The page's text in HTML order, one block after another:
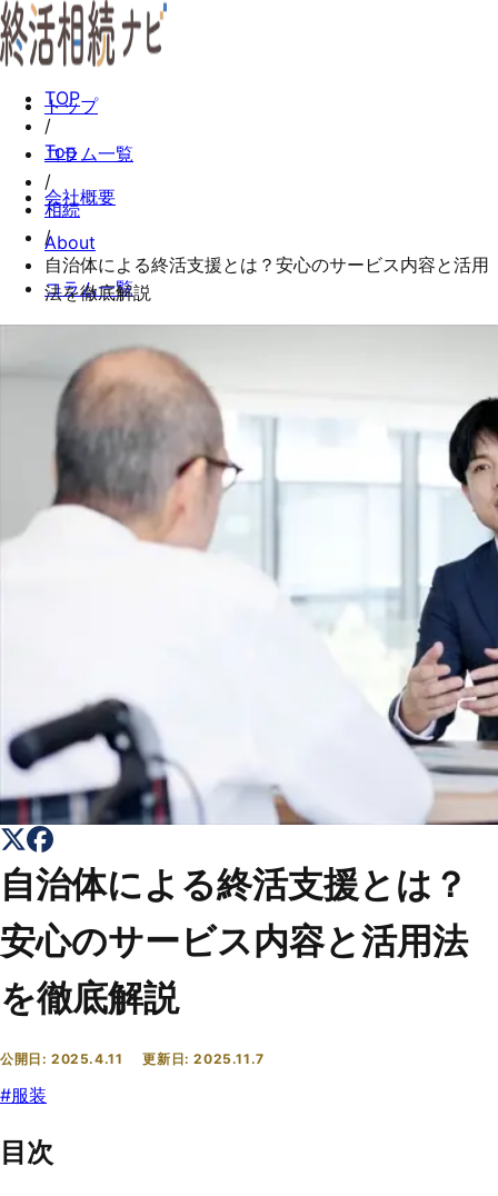
トップ
Top
会社概要
About
コラム一覧
お問い合わせ
Contact
コラム一覧
Columns
お問い合わせ
Contact
TOP
/
コラム一覧
/
相続
/
自治体による終活支援とは？安心のサービス内容と活用
法を徹底解説
自治体による終活支援とは？
安心のサービス内容と活用法
を徹底解説
公開日:2025.4.11 更新日:2025.11.7
#服装
目次